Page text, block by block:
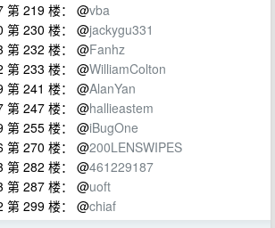
第 219 楼： @vba
第 230 楼： @jackygu331
第 232 楼： @Fanhz
第 233 楼： @WilliamColton
第 241 楼： @AlanYan
第 247 楼： @hallieastem
第 255 楼： @iBugOne
第 270 楼： @200LENSWIPES
第 282 楼： @461229187
第 287 楼： @uoft
第 299 楼： @chiaf